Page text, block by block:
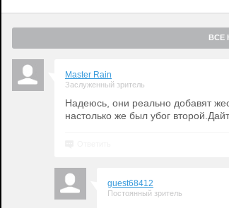
ВСЕ
Master Rain
Заслуженный зритель
Надеюсь, они реально добавят
настолько же был убог
guest68412
Постоянный зритель